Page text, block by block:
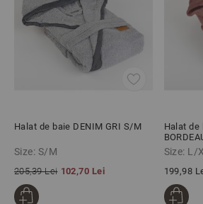
Halat de baie DENIM GRI S/M
Size: S/M
205,39 Lei 102,70 Lei
Halat de
Size: L/
199,98